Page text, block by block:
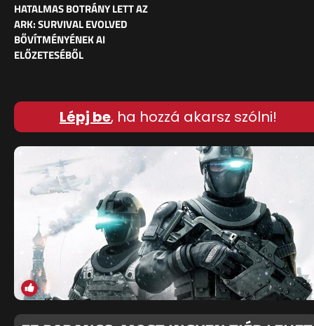
HATALMAS BOTRÁNY LETT AZ
ARK: SURVIVAL EVOLVED
BŐVÍTMÉNYÉNEK AI
ELŐZETESÉBŐL
Lépj be, ha hozzá akarsz szólni!